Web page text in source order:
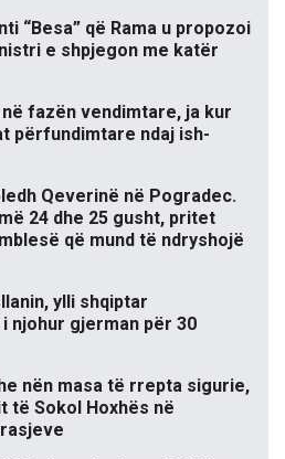
“Besa” që Rama u propozoi
e shpjegon me katër
fazën vendimtare, ja kur
përfundimtare ndaj ish-
Qeverinë në Pogradec.
24 dhe 25 gusht, pritet
që mund të ndryshojë
ylli shqiptar
njohur gjerman për 30
nën masa të rrepta sigurie,
të Sokol Hoxhës në